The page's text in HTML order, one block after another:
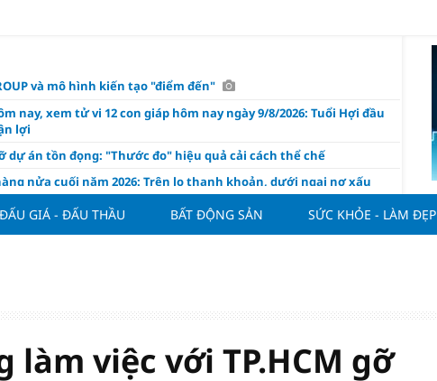
và mô hình kiến tạo "điểm đến"
nay, xem tử vi 12 con giáp hôm nay ngày 9/8/2026: Tuổi Hợi đầu
lợi
dự án tồn đọng: "Thước đo" hiệu quả cải cách thể chế
nửa cuối năm 2026: Trên lo thanh khoản, dưới ngại nợ xấu
GDP của Việt Nam "phình" lên 155%, cao gấp 3 lần nhóm cùng
hôm nay 8/8: Vàng thế giới "nhảy vọt"
phiếu IPO có được phân bổ dòng vốn mới từ nâng hạng thị trường?
nước chanh gừng
ĐẤU GIÁ - ĐẤU THẦU BẤT ĐỘNG SẢN SỨC KHỎE - LÀM ĐẸP
việc với TP.HCM gỡ